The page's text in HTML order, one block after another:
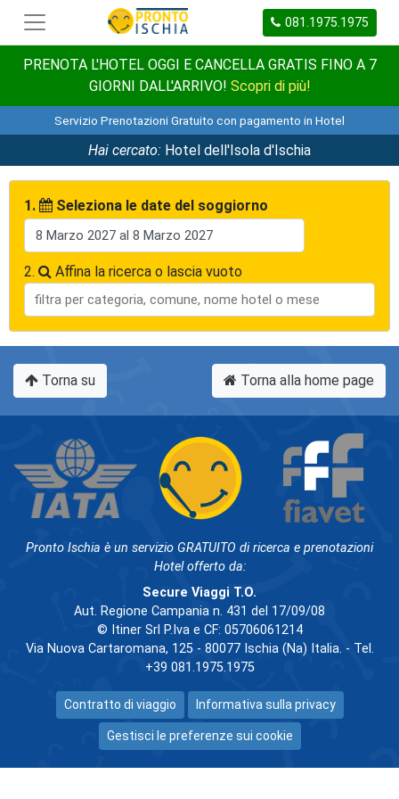
081.1975.1975
PRENOTA L'HOTEL OGGI E CANCELLA GRATIS FINO A 7
GIORNI DALL'ARRIVO! Scopri di più!
Servizio Prenotazioni Gratuito con pagamento in Hotel
Hai cercato: Hotel dell'Isola d'Ischia
1. Seleziona le date del soggiorno
2. Affina la ricerca o lascia vuoto
Torna su Torna alla home page
Pronto Ischia è un servizio GRATUITO di ricerca e prenotazioni
Hotel offerto da:
Secure Viaggi T.O.
Aut. Regione Campania n. 431 del 17/09/08
© Itiner Srl P.Iva e CF: 05706061214
Via Nuova Cartaromana, 125 - 80077 Ischia (Na) Italia. - Tel.
+39 081.1975.1975
Contratto di viaggio Informativa sulla privacy
Gestisci le preferenze sui cookie